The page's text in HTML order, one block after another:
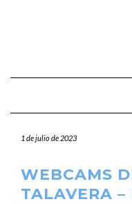
1 de julio de 2023
WEBCAMS
TALAVERA